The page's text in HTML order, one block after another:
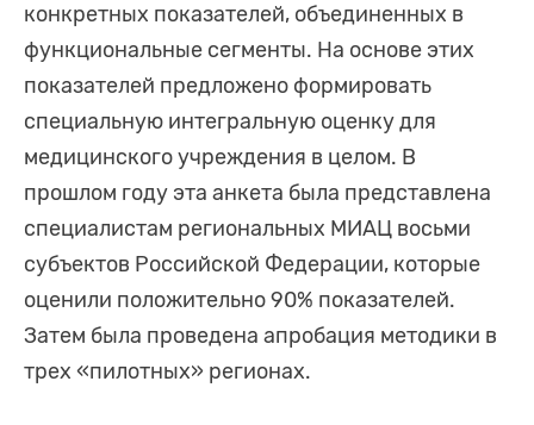
конкретных показателей, объединенных в
функциональные сегменты. На основе этих
показателей предложено формировать
специальную интегральную оценку для
медицинского учреждения в целом. В
прошлом году эта анкета была представлена
специалистам региональных МИАЦ восьми
субъектов Российской Федерации, которые
оценили положительно 90% показателей.
Затем была проведена апробация методики в
трех «пилотных» регионах.